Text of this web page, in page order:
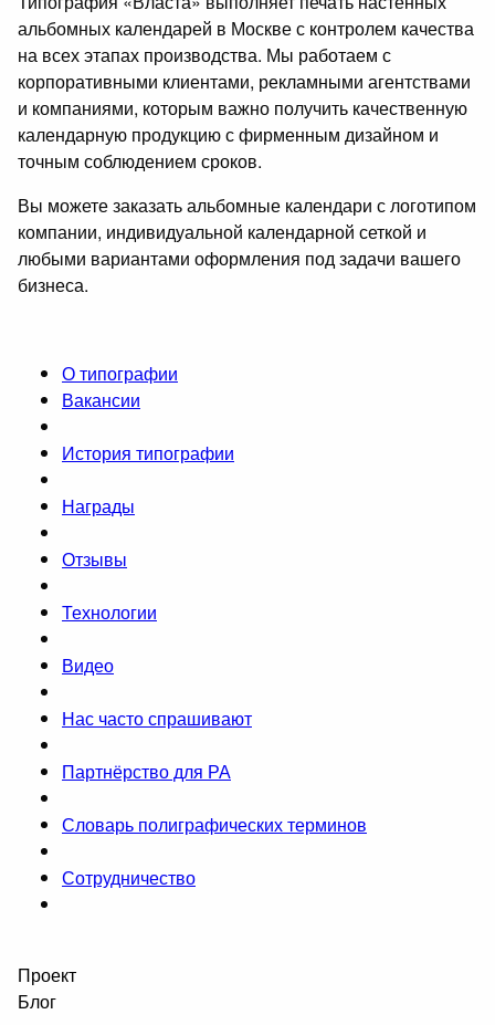
альбомных календарей в Москве с контролем качества
на всех этапах производства. Мы работаем с
корпоративными клиентами, рекламными агентствами
и компаниями, которым важно получить качественную
календарную продукцию с фирменным дизайном и
точным соблюдением сроков.
Вы можете заказать альбомные календари с логотипом
компании, индивидуальной календарной сеткой и
любыми вариантами оформления под задачи вашего
бизнеса.
О типографии
Вакансии
История типографии
Награды
Отзывы
Технологии
Видео
Нас часто спрашивают
Партнёрство для РА
Словарь полиграфических терминов
Сотрудничество
Проект
Блог